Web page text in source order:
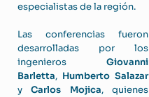
especialistas de la región.
Las conferencias fueron
desarrolladas por los
ingenieros Giovanni
Barletta, Humberto Salazar
yCarlos Mojica, quienes